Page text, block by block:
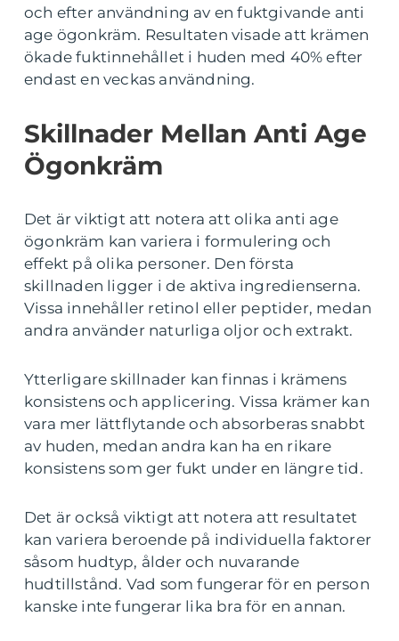
och efter användning av en fuktgivande anti
age ögonkräm. Resultaten visade att krämen
ökade fuktinnehållet i huden med 40% efter
endast en veckas användning.
Skillnader Mellan Anti Age
Ögonkräm
Det är viktigt att notera att olika anti age
ögonkräm kan variera i formulering och
effekt på olika personer. Den första
skillnaden ligger i de aktiva ingredienserna.
Vissa innehåller retinol eller peptider, medan
andra använder naturliga oljor och extrakt.
Ytterligare skillnader kan finnas i krämens
konsistens och applicering. Vissa krämer kan
vara mer lättflytande och absorberas snabbt
av huden, medan andra kan ha en rikare
konsistens som ger fukt under en längre tid.
Det är också viktigt att notera att resultatet
kan variera beroende på individuella faktorer
såsom hudtyp, ålder och nuvarande
hudtillstånd. Vad som fungerar för en person
kanske inte fungerar lika bra för en annan.